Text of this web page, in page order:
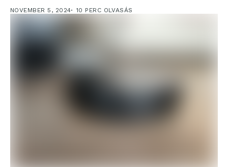
NOVEMBER 5, 2024 10 PERC OLVASÁS